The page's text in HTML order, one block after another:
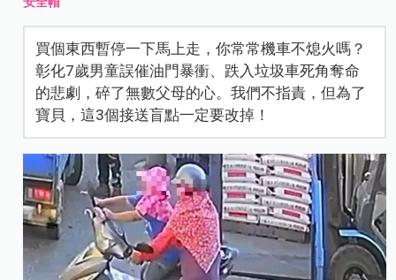
買個東西暫停一下馬上走，你常常機車不熄火嗎？
彰化7歲男童誤催油門暴衝、跌入垃圾車死角奪命
的悲劇，碎了無數父母的心。我們不指責，但為了
寶貝，這3個接送盲點一定要改掉！